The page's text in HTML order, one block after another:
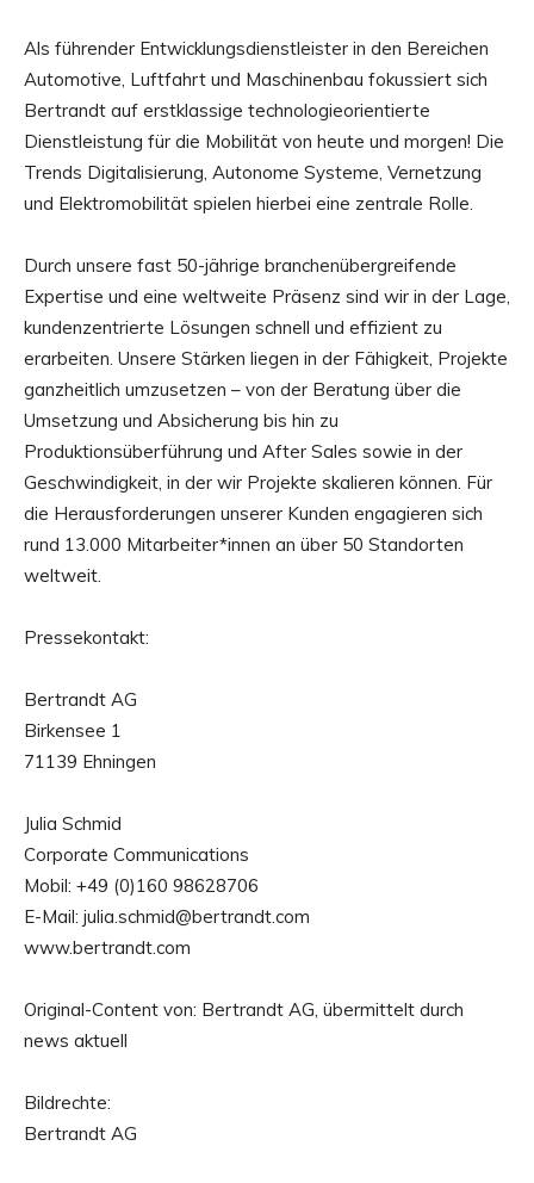
Als führender Entwicklungsdienstleister in den Bereichen
Automotive, Luftfahrt und Maschinenbau fokussiert sich
Bertrandt auf erstklassige technologieorientierte
Dienstleistung für die Mobilität von heute und morgen! Die
Trends Digitalisierung, Autonome Systeme, Vernetzung
und Elektromobilität spielen hierbei eine zentrale Rolle.
Durch unsere fast 50-jährige branchenübergreifende
Expertise und eine weltweite Präsenz sind wir in der Lage,
kundenzentrierte Lösungen schnell und effizient zu
erarbeiten. Unsere Stärken liegen in der Fähigkeit, Projekte
ganzheitlich umzusetzen – von der Beratung über die
Umsetzung und Absicherung bis hin zu
Produktionsüberführung und After Sales sowie in der
Geschwindigkeit, in der wir Projekte skalieren können. Für
die Herausforderungen unserer Kunden engagieren sich
rund 13.000 Mitarbeiter*innen an über 50 Standorten
weltweit.
Pressekontakt:
Bertrandt AG
Birkensee 1
71139 Ehningen
Julia Schmid
Corporate Communications
Mobil: +49 (0)160 98628706
E-Mail: julia.schmid@bertrandt.com
www.bertrandt.com
Original-Content von: Bertrandt AG, übermittelt durch
news aktuell
Bildrechte:
Bertrandt AG